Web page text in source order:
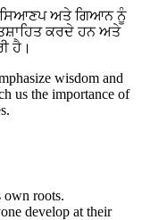
ਅਤੇ ਗਿਆਨ ਨੂੰ
ਕਰਦੇ ਹਨ ਅਤੇ
ਹੈ।
wisdom and
us the importance of
own roots.
develop at their